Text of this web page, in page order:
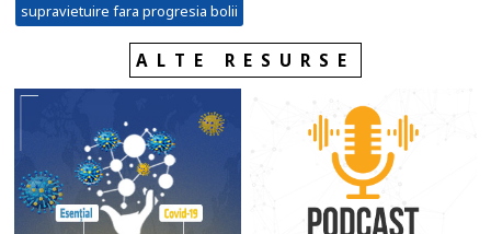
supravietuire fara progresia bolii
ALTE RESURSE